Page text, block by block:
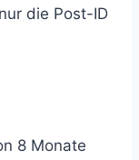
die Post-ID
8 Monate